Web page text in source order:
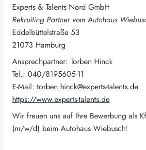
Experts & Talents Nord GmbH
Rekruiting Partner vom Autohaus
Eddelbüttelstraße 53
21073 Hamburg
Ansprechpartner: Torben Hinck
Tel.: 040/8195605-11
E-Mail: torben.hinck@experts-talents.de
https://www.experts-talents.de
Wir freuen uns auf Ihre Bewerbung als
(m/w/d) beim Autohaus Wiebusch!